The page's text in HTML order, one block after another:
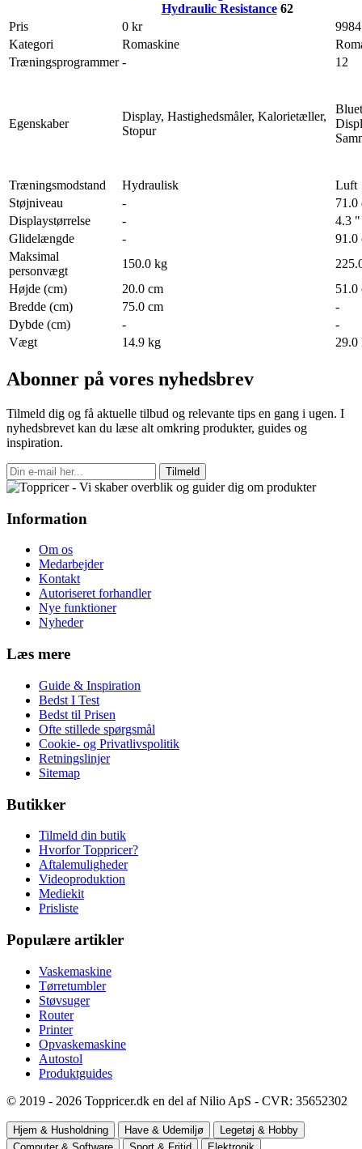
Hydraulic Resistance 62
Pris 0 kr
Kategori
Romaskine
Træningsprogrammer - 12
Egenskaber
Display, Hastighedsmåler, Kalorietæller,
Stopur
Træningsmodstand Hydraulisk
Luft
Støjniveau
-
71.0
Displaystørrelse
-
4.3 "
Glidelængde
-
91.0
Maksimal
personvægt
150.0 kg
Højde (cm)
20.0 cm
51.0
Bredde (cm)
75.0 cm
-
Dybde (cm)
-
-
Vægt
14.9 kg 29.0
Abonner på vores nyhedsbrev
Tilmeld dig og få aktuelle tilbud og relevante tips en gang i ugen. I
nyhedsbrevet kan du læse alt omkring produkter, guides og
inspiration.
Tilmeld
Information
Om os
Medarbejder
Kontakt
Autoriseret forhandler
Nye funktioner
Nyheder
Læs mere
Guide & Inspiration
Bedst I Test
Bedst til Prisen
Ofte stillede spørgsmål
Cookie- og Privatlivspolitik
Retningslinjer
Sitemap
Butikker
Tilmeld din butik
Hvorfor Toppricer?
Aftalemuligheder
Videoproduktion
Mediekit
Prisliste
Populære artikler
Vaskemaskine
Tørretumbler
Støvsuger
Router
Printer
Opvaskemaskine
Autostol
Produktguides
© 2019 - 2026 Toppricer.dk en del af Nilio ApS - CVR: 35652302
Hjem & Husholdning Have & Udemiljø
Legetøj & Hobby